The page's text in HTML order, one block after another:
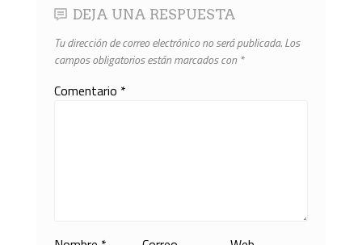
DEJA UNA RESPUESTA
Tu dirección de correo electrónico no será publicada.Los
campos obligatorios están marcados con *
Comentario *